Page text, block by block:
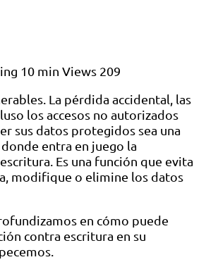
10 min Views 209
La pérdida accidental, las
los accesos no autorizados
sus datos protegidos sea una
entra en juego la
Es una función que evita
modifique o elimine los datos
en cómo puede
contra escritura en su